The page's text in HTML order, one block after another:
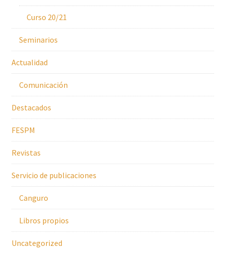
Curso 20/21
Seminarios
Actualidad
Comunicación
Destacados
FESPM
Revistas
Servicio de publicaciones
Canguro
Libros propios
Uncategorized